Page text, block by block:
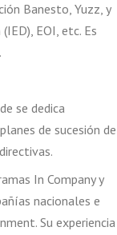
Banesto, Yuzz, y
EOI, etc. Es
se dedica
de sucesión de
In Company y
nacionales e
Su experiencia